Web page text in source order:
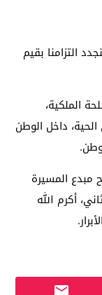
التزامنا بقيم
الملكية،
الحية، داخل الوطن
مبدع المسيرة
أكرم الله